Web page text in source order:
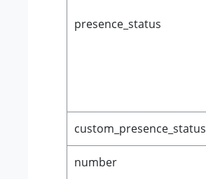
presence_status
custom_presence_status
number